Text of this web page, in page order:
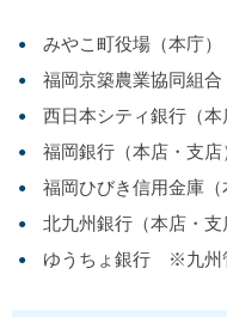
みやこ町役場（本庁）
福岡京築農業協同組合
西日本シティ銀行（本
福岡銀行（本店・支店
福岡ひびき信用金庫（
北九州銀行（本店・支
ゆうちょ銀行 ※九州